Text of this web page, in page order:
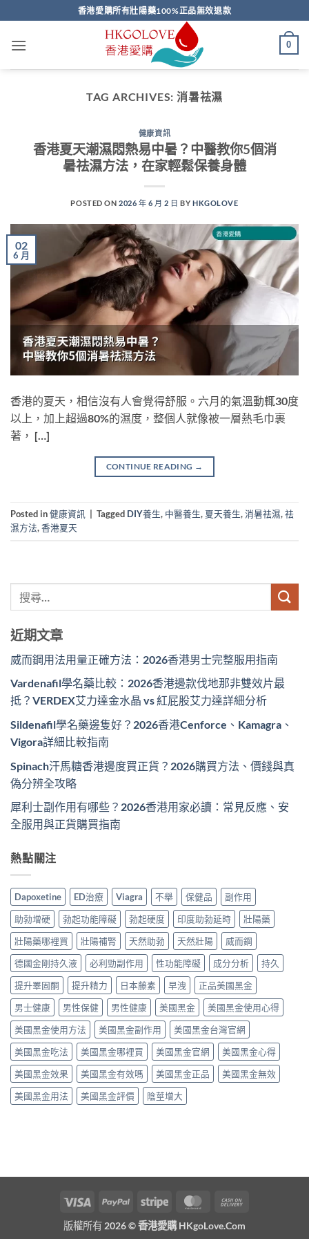
to
content
香港愛購所有壯陽藥100%正品無效退款
0
TAG ARCHIVES: 消暑祛濕
健康資訊
香港夏天潮濕悶熱易中暑？中醫教你5個消
暑祛濕方法，在家輕鬆保養身體
POSTED ON2026 年 6 月 2 日 BYHKGOLOVE
02
6 月
香港的夏天，相信沒有人會覺得舒服。六月的氣溫動輒30度
以上，加上超過80%的濕度，整個人就像被一層熱毛巾裹
著， […]
CONTINUE READING →
Posted in健康資訊 Tagged DIY養生, 中醫養生, 夏天養生,消暑祛濕,祛
濕方法,香港夏天
近期文章
威而鋼用法用量正確方法：2026香港男士完整服用指南
Vardenafil學名藥比較：2026香港邊款伐地那非雙效片最
抵？VERDEX艾力達金水晶 vs 紅屁股艾力達詳細分析
Sildenafil學名藥邊隻好？2026香港Cenforce、Kamagra、
Vigora詳細比較指南
Spinach汗馬糖香港邊度買正貨？2026購買方法、價錢與真
偽分辨全攻略
犀利士副作用有哪些？2026香港用家必讀：常見反應、安
全服用與正貨購買指南
熱點關注
Dapoxetine ED治療 Viagra 不舉 保健品
副作用
助勃增硬
勃起功能障礙 勃起硬度 印度助勃延時
壯陽藥
壯陽藥哪裡買
壯陽補腎 天然助勃 天然壯陽
威而鋼
德國金剛持久液
必利勁副作用 性功能障礙 成分分析
持久
提升睪固酮
提升精力 日本藤素 早洩
正品美國黑金
男士健康
男性保健 男性健康 美國黑金
美國黑金使用心得
美國黑金使用方法
美國黑金副作用
美國黑金台灣官網
美國黑金吃法
美國黑金哪裡買 美國黑金官網
美國黑金心得
美國黑金效果
美國黑金有效嗎 美國黑金正品
美國黑金無效
美國黑金用法
美國黑金評價 陰莖增大
Visa PayPal Stripe MasterCard
版權所有 2026 ©香港愛購 HKgoLove.Com